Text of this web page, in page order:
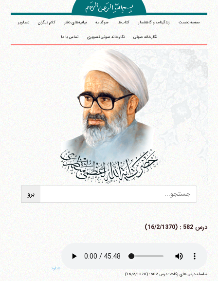
صفحه نخست زندگینامه و گاهشمار کتاب‌ها سوگنامه بیانیه‌های دفتر کلام دیگران تصاویر
نگارخانه صوتی نگارخانه صوتی تصویری تماس با ما
درس 582 : (16/2/1370)
دانلود
سلسله درس های زکات : درس 582 : (16/2/1370)
آیت‌الله منتظری
وب سایت رسمی آیت‌الله منتظری
قم،میدان مصلّی، بلوار شهید محمّد منتظری، كوچه
شماره ٨ کد پستی: 3713744381
فکس37740015-25-98+